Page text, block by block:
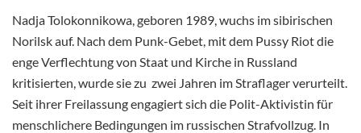
Nadja Tolokonnikowa, geboren 1989, wuchs im sibirischen
Norilsk auf. Nach dem Punk-Gebet, mit dem Pussy Riot die
enge Verflechtung von Staat und Kirche in Russland
kritisierten, wurde sie zu zwei Jahren im Straflager verurteilt.
Seit ihrer Freilassung engagiert sich die Polit-Aktivistin für
menschlichere Bedingungen im russischen Strafvollzug. In